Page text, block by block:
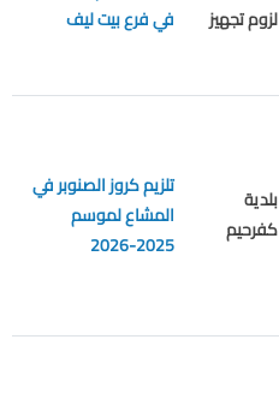
لزوم تجهيز
في فرع بيت ليف
بلدية
كفرحيم
تلزيم كروز الصنوبر في
المشاع لموسم
2025-2026